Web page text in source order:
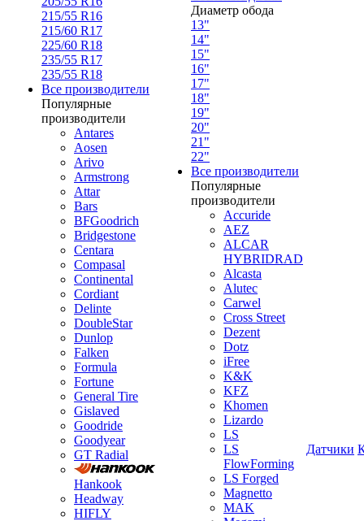
215/55 R16
215/60 R17
225/60 R18
235/55 R17
235/55 R18
Все производители
Популярные
производители
Antares
Aosen
Arivo
Armstrong
Attar
Bars
BFGoodrich
Bridgestone
Centara
Compasal
Continental
Cordiant
Delinte
DoubleStar
Dunlop
Falken
Formula
Fortune
General Tire
Gislaved
Goodride
Goodyear
GT Radial
Hankook
Headway
HIFLY
Диаметр обода
13"
14"
15"
16"
17"
18"
19"
20"
21"
22"
Все производители
Популярные
производители
Accuride
AEZ
ALCAR
HYBRIDRAD
Alcasta
Alutec
Carwel
Cross Street
Dezent
Dotz
iFree
K&K
KFZ
Khomen
Lizardo
LS
LS
FlowForming
LS Forged
Magnetto
MAK
Датчики